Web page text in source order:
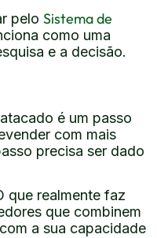
pelo Sistema de
como uma
e a decisão.
é um passo
com mais
precisa ser dado
que realmente faz
que combinem
a sua capacidade